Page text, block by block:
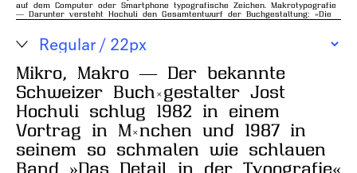
auf dem Computer oder Smartphone typografische Zeichen. Makrotypografie
— Darunter versteht Hochuli den Gesamtentwurf der Buchgestaltung: »Die
typografische Anlage, das Layout.« Längst wird der Begriff auch auf alle
Brief-schaften, Websites, Apps, Leitsysteme, etc. Hier liegt der Fokus nicht
auf Schriftwahl oder Satz sondern auf der Anordnung von Text- und Bild-
Dimension.
Mikro, Makro — Der bekannte
Schweizer Buch-​gestalter Jost
Hochuli schlug 1982 in einem
Vortrag in München und 1987 in
seinem so schmalen wie schlauen
Band »Das Detail in der Typo​grafie«